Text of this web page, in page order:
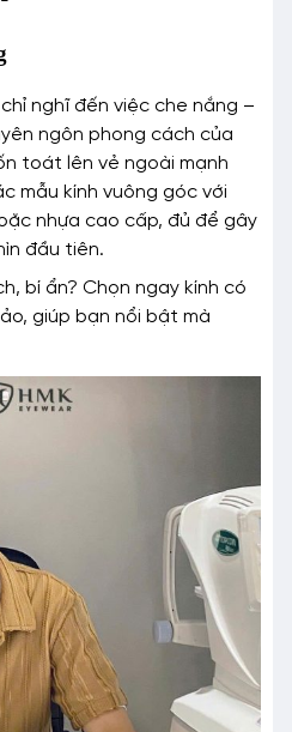
nghĩ đến việc che nắng –
ngôn phong cách của
toát lên vẻ ngoài mạnh
mẫu kính vuông góc với
nhựa cao cấp, đủ để gây
đầu tiên.
bí ẩn? Chọn ngay kính có
giúp bạn nổi bật mà